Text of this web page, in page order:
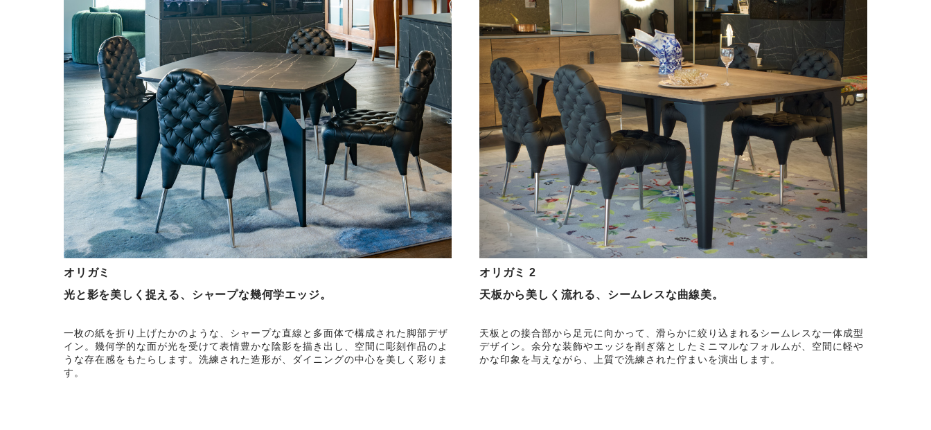
オリガミ
光と影を美しく捉える、シャープな幾何学エッジ。
一枚の紙を折り上げたかのような、シャープな直線と多面体で構成された脚部デザ
イン。幾何学的な面が光を受けて表情豊かな陰影を描き出し、空間に彫刻作品のよ
うな存在感をもたらします。洗練された造形が、ダイニングの中心を美しく彩りま
す。
オリガミ 2
天板から美しく流れる、シームレスな曲線美。
天板との接合部から足元に向かって、滑らかに絞り込まれるシームレスな一体成型
デザイン。余分な装飾やエッジを削ぎ落としたミニマルなフォルムが、空間に軽や
かな印象を与えながら、上質で洗練された佇まいを演出します。